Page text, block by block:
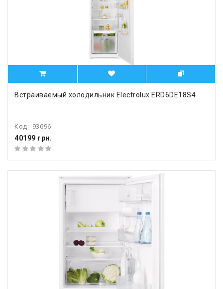
Встраиваемый холодильник Electrolux ERD6DE18S4
Код: 93696
40199 грн.